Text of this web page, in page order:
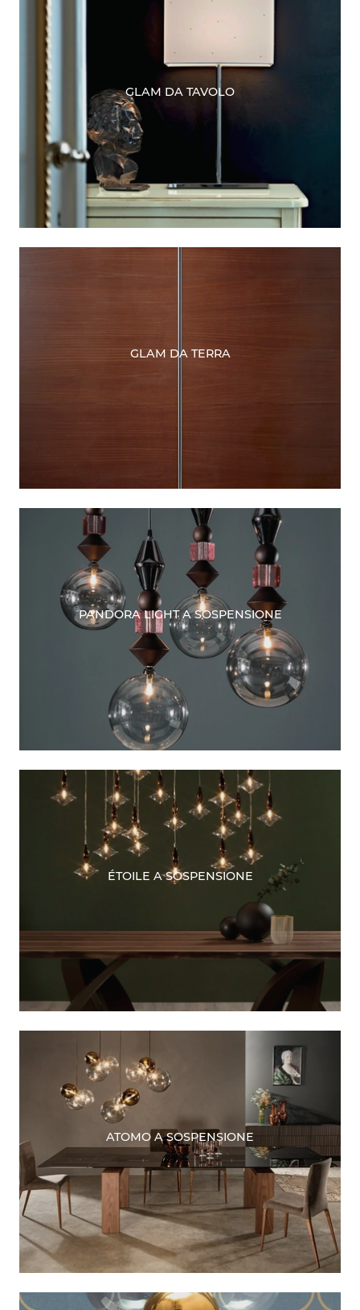
GLAM DA TAVOLO
GLAM DA TERRA
PANDORA LIGHT A SOSPENSIONE
ÉTOILE A SOSPENSIONE
ATOMO A SOSPENSIONE